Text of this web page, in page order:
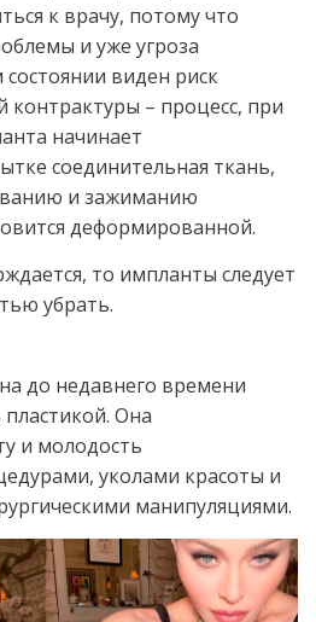
к врачу, потому что
и уже угроза
виден риск
контрактуры – процесс, при
начинает
соединительная ткань,
и зажиманию
деформированной.
то импланты следует
убрать.
до недавнего времени
пластикой. Она
и молодость
уколами красоты и
манипуляциями.